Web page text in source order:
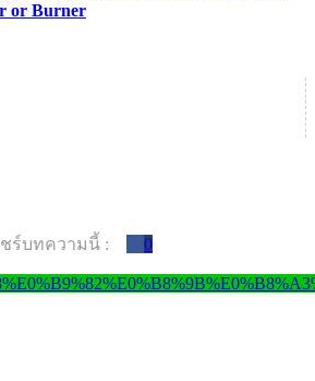
or Burner
ร์บทความนี้ : 0